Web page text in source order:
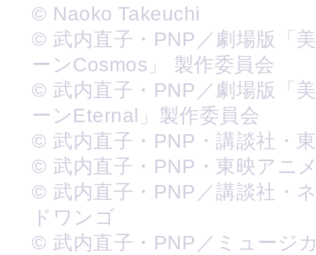
© Naoko Takeuchi
© 武内直子・PNP／劇場版「
ーンCosmos」 製作委員会
© 武内直子・PNP／劇場版「
ーンEternal」製作委員会
© 武内直子・PNP・講談社・
© 武内直子・PNP・東映アニ
© 武内直子・PNP／講談社・
ドワンゴ
© 武内直子・PNP／ミュージ